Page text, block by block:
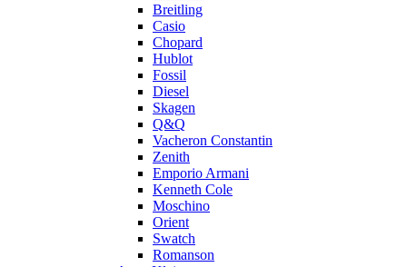
Breitling
Casio
Chopard
Hublot
Fossil
Diesel
Skagen
Q&Q
Vacheron Constantin
Zenith
Emporio Armani
Kenneth Cole
Moschino
Orient
Swatch
Romanson